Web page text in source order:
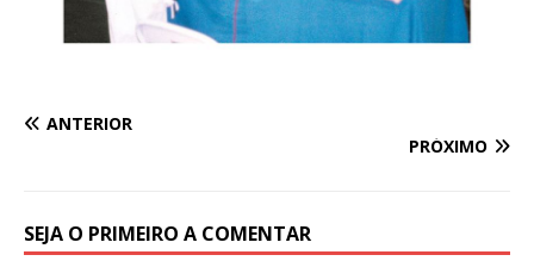
ANTERIOR
PRÓXIMO
SEJA O PRIMEIRO A COMENTAR